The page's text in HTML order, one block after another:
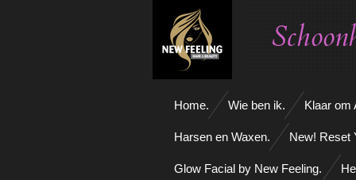
Home. Wie ben ik. Klaar om
Harsen en Waxen. New! Reset
Glow Facial by New Feeling.